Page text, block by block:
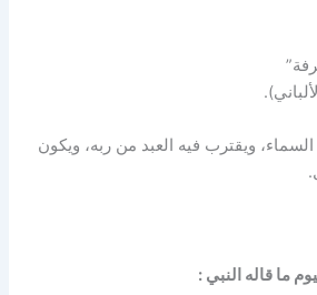
ويقترب فيه العبد من ربه، ويكون
ما قاله النبي :